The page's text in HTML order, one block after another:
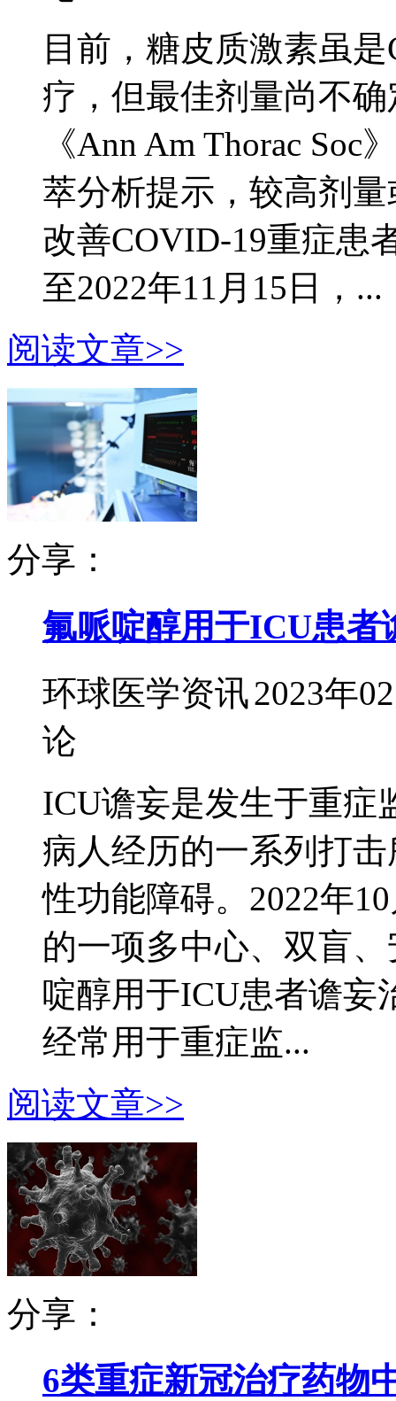
目前，糖皮质激素虽
疗，但最佳剂量尚不
《Ann Am Thorac
萃分析提示，较高剂
改善COVID-19重症患
至2022年11月15日，...
阅读文章>>
分享：
氟哌啶醇用于ICU患者
环球医学资讯2023年
论
ICU谵妄是发生于重症
病人经历的一系列打
性功能障碍。2022年
的一项多中心、双盲
啶醇用于ICU患者谵妄
经常用于重症监...
阅读文章>>
分享：
6类重症新冠治疗药物